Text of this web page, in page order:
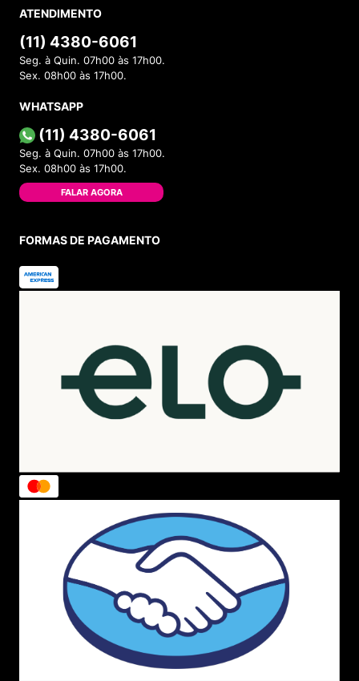
ATENDIMENTO
(11) 4380-6061
Seg. à Quin. 07h00 às 17h00.
Sex. 08h00 às 17h00.
WHATSAPP
(11) 4380-6061
Seg. à Quin. 07h00 às 17h00.
Sex. 08h00 às 17h00.
FALAR AGORA
FORMAS DE PAGAMENTO